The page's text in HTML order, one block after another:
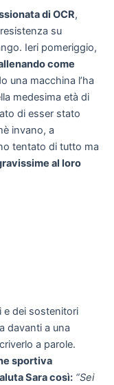
di OCR,
su
Ieri pomeriggio,
come
una macchina l’ha
medesima età di
di esser stato
invano, a
tentato di tutto ma
al loro
e dei sostenitori
davanti a una
a parole.
sportiva
Sara così: “Sei